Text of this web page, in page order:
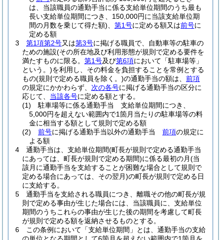
は、当該職員の通勤手当に係る支給単位期間のうち最も
長い支給単位期間につき、150,000円に当該支給単位期
間の月数を乗じて得た額)
第1号に定める額又は前号に
定める額
3
第1項第2号又は第3号に掲げる職員で、自動車等の駐車の
ための施設(その所在地及び利用形態が規則で定める要件を
満たすものに限る。 第1号及び第6項において「駐車場等」
という。)を利用し、その料金を負担することを常例とする
もの(規則で定める職員を除く。)の通勤手当の額は、 前項
の規定にかかわらず、 次の各号に掲げる通勤手当の区分に
応じて、 当該各号に定める額とする。
(1)
駐車場等に係る通勤手当 支給単位期間につき、
5,000円を超えない範囲内で1箇月当たりの駐車場等の料
金に相当する額として規則で定める額
(2)
前号に掲げる通勤手当以外の通勤手当 前項の規定に
よる額
4
通勤手当は、支給単位期間(町長が規則で定める通勤手当
にあっては、町長が規則で定める期間)に係る最初の月(当
該月に通勤手当を支給することが困難な場合として規則で
定める場合にあっては、その翌月)の町長が規則で定める日
に支給する。
5
通勤手当を支給される職員につき、離職その他の町長が規
則で定める事由が生じた場合には、当該職員に、支給単位
期間のうちこれらの事由が生じた後の期間を考慮して町長
が規則で定める額を返納させるものとする。
6
この条例において「支給単位期間」とは、通勤手当の支給